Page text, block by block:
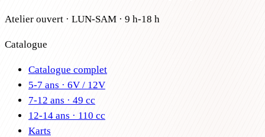
Atelier ouvert · LUN-SAM · 9 h-18 h
Catalogue
Catalogue complet
5-7 ans · 6V / 12V
7-12 ans · 49 cc
12-14 ans · 110 cc
Karts